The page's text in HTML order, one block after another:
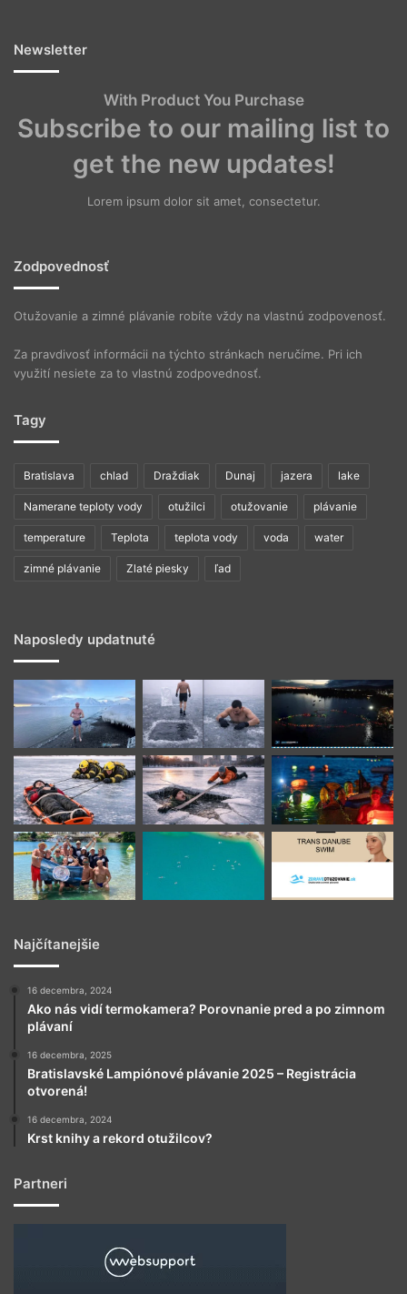
Newsletter
With Product You Purchase
Subscribe to our mailing list to
get the new updates!
Lorem ipsum dolor sit amet, consectetur.
Zodpovednosť
Otužovanie a zimné plávanie robíte vždy na vlastnú zodpovenosť.
Za pravdivosť informácii na týchto stránkach neručíme. Pri ich
využití nesiete za to vlastnú zodpovednosť.
Tagy
Bratislava chlad Draždiak Dunaj jazera lake
Namerane teploty vody otužilci otužovanie plávanie
temperature Teplota teplota vody voda water
zimné plávanie Zlaté piesky ľad
Naposledy updatnuté
Najčítanejšie
16 decembra, 2024
Ako nás vidí termokamera? Porovnanie pred a po zimnom
plávaní
16 decembra, 2025
Bratislavské Lampiónové plávanie 2025 – Registrácia
otvorená!
16 decembra, 2024
Krst knihy a rekord otužilcov?
Partneri